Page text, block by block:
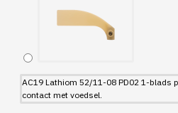
AC19 Lathiom 52/11-08 PD02 1-blads
contact met voedsel.